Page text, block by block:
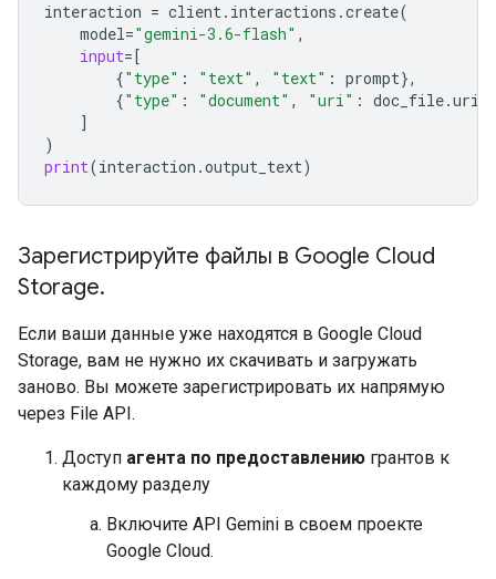
interaction = client. interactions .create(
model="gemini-3.6-flash" ,
input=[
{"type" : "text" , "text" : prompt},
{"type" : "document" , "uri" : doc_file.uri
]
)
print(interaction .output_text)
Зарегистрируйте файлы в Google Cloud
Storage.
Если ваши данные уже находятся в Google Cloud
Storage, вам не нужно их скачивать и загружать
заново. Вы можете зарегистрировать их напрямую
через File API.
Доступ агента по предоставлению грантов к
каждому разделу
Включите API Gemini в своем проекте
Google Cloud.